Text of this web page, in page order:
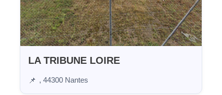
LA TRIBUNE LOIRE
📌 , 44300 Nantes